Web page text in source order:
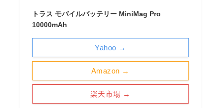
トラス モバイルバッテリー MiniMag Pro
10000mAh
Amazon →
楽天市場 →
Yahoo →